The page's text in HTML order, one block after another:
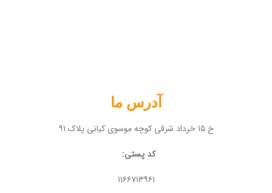
آدرس ما
خ ۱۵ خرداد شرقی کوچه موسوی کیانی پلاک ۹۱
کد پستی:
۱۱۶۶۷۱۳۹۶۱